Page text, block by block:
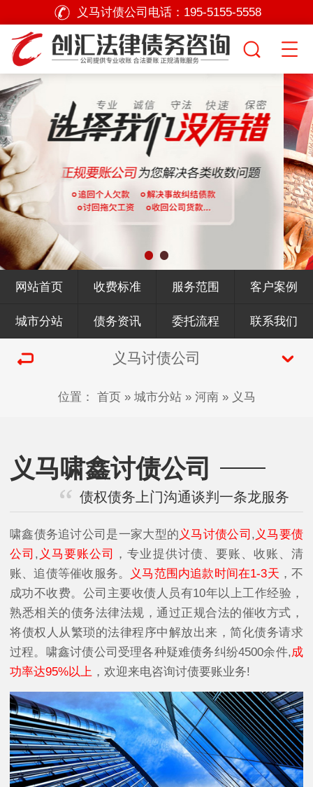
义马讨债公司电话： 195-5155-5558
网站首页 收费标准 服务范围 客户案例
城市分站 债务资讯 委托流程 联系我们
义马讨债公司
位置： 首页» 城市分站» 河南» 义马
义马啸鑫讨债公司
债权债务上门沟通谈判一条龙服务
啸鑫债务追讨公司是一家大型的 义马讨债公司 , 义马要债
公司 , 义马要账公司
，专业提供讨债、要账、收账、清
账、追债等催收服务。
义马范围内追款时间在1-3天 ，不
成功不收费。公司主要收债人员有10年以上工作经验，
熟悉相关的债务法律法规，通过正规合法的催收方式，
将债权人从繁琐的法律程序中解放出来，简化债务请求
过程。啸鑫讨债公司受理各种疑难债务纠纷4500余件,成
功率达95%以上 ，欢迎来电咨询讨债要账业务!